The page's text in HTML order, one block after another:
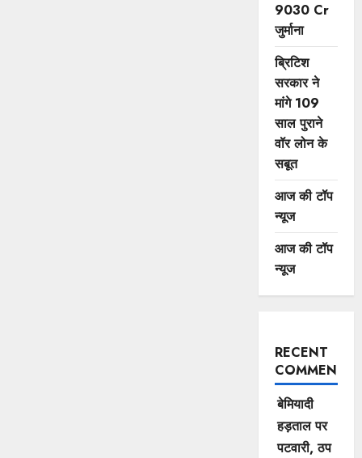
9030 Cr
जुर्माना
ब्रिटिश
सरकार ने
मांगे 109
साल पुराने
वॉर लोन के
सबूत
आज की टॉप
न्यूज
आज की टॉप
न्यूज
RECENT
COMMENTS
बेमियादी
हड़ताल पर
पटवारी, ठप